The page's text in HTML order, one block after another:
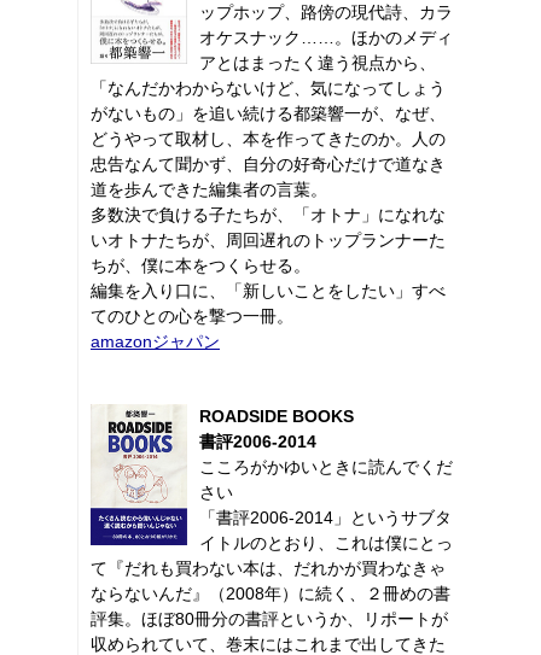
ップホップ、路傍の現代詩、カラ
オケスナック……。ほかのメディ
アとはまったく違う視点から、
「なんだかわからないけど、気になってしょう
がないもの」を追い続ける都築響一が、なぜ、
どうやって取材し、本を作ってきたのか。人の
忠告なんて聞かず、自分の好奇心だけで道なき
道を歩んできた編集者の言葉。
多数決で負ける子たちが、「オトナ」になれな
いオトナたちが、周回遅れのトップランナーた
ちが、僕に本をつくらせる。
編集を入り口に、「新しいことをしたい」すべ
てのひとの心を撃つ一冊。
amazonジャパン
ROADSIDE BOOKS
書評2006-2014
こころがかゆいときに読んでくだ
さい
「書評2006-2014」というサブタ
イトルのとおり、これは僕にとっ
て『だれも買わない本は、だれかが買わなきゃ
ならないんだ』（2008年）に続く、２冊めの書
評集。ほぼ80冊分の書評というか、リポートが
収められていて、巻末にはこれまで出してきた